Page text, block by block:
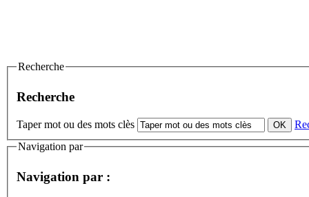
Recherche
Recherche
Taper mot ou des mots clès
Navigation par
Navigation par :